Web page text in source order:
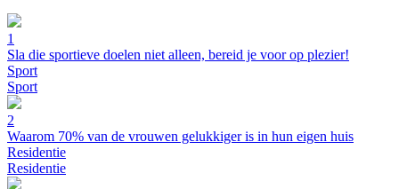
1
Sla die sportieve doelen niet alleen, bereid je voor op plezier!
Sport
Sport
2
Waarom 70% van de vrouwen gelukkiger is in hun eigen huis
Residentie
Residentie